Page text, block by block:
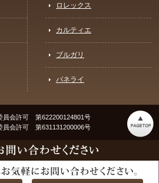
ロレックス
カルティエ
ブルガリ
パネライ
員会許可 第622200124801号
員会許可 第631131200006号